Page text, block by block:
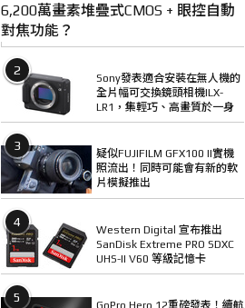
6,200萬畫素堆疊式CMOS + 眼控自動
對焦功能？
2
Sony發表適合安裝在無人機的
全片幅可交換鏡頭相機ILX-
LR1，集輕巧、高畫質於一身
3
疑似FUJIFILM GFX100 II實機
照流出！同時可能會有新的軟
片模擬推出
4
Western Digital 宣布推出
SanDisk Extreme PRO SDXC
UHS-II V60 等級記憶卡
5
GoPro Hero 12重磅發表！續航